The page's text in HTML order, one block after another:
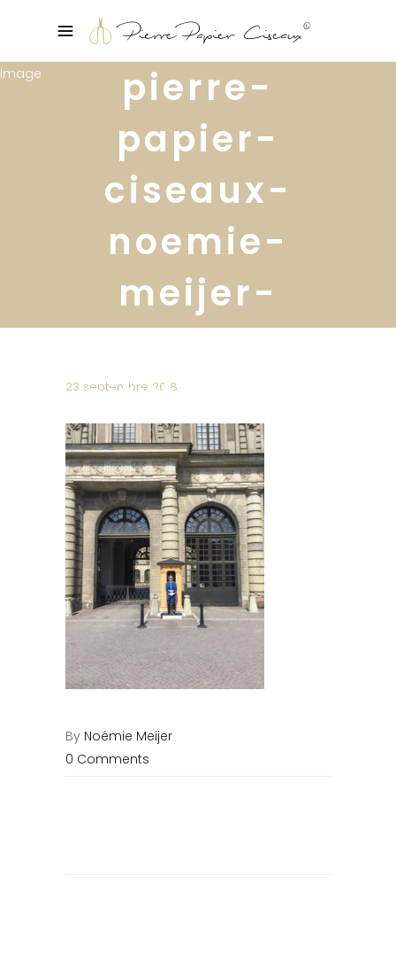
pierre-
papier-
ciseaux-
noemie-
meijer-
stockholm-
citytrip-35
23 septembre 2018
By Noémie Meijer
0 Comments